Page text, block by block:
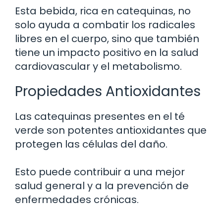
Esta bebida, rica en catequinas, no
solo ayuda a combatir los radicales
libres en el cuerpo, sino que también
tiene un impacto positivo en la salud
cardiovascular y el metabolismo.
Propiedades Antioxidantes
Las catequinas presentes en el té
verde son potentes antioxidantes que
protegen las células del daño.
Esto puede contribuir a una mejor
salud general y a la prevención de
enfermedades crónicas.